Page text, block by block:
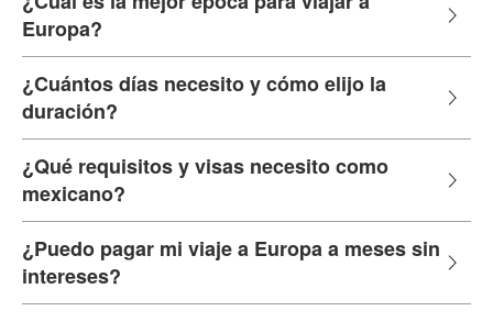
Europa?
¿Cuántos días necesito y cómo elijo la
duración?
¿Qué requisitos y visas necesito como
mexicano?
¿Puedo pagar mi viaje a Europa a meses sin
intereses?